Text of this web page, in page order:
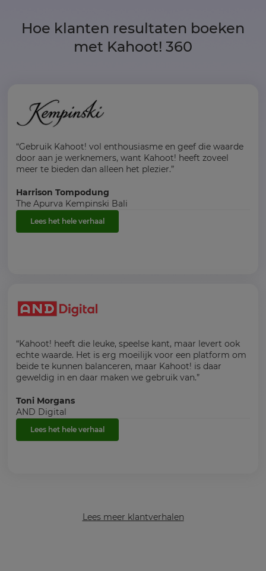
Hoe klanten resultaten boeken
met Kahoot! 360
“Gebruik Kahoot! vol enthousiasme en geef die waarde
door aan je werknemers, want Kahoot! heeft zoveel
meer te bieden dan alleen het plezier.”
Harrison Tompodung
The Apurva Kempinski Bali
Lees het hele verhaal
“Kahoot! heeft die leuke, speelse kant, maar levert ook
echte waarde. Het is erg moeilijk voor een platform om
beide te kunnen balanceren, maar Kahoot! is daar
geweldig in en daar maken we gebruik van.”
Toni Morgans
AND Digital
Lees het hele verhaal
Lees meer klantverhalen